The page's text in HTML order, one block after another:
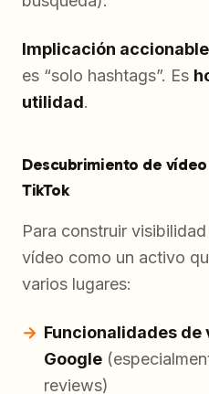
Implicación
es “solo hashtags”. Es
utilidad.
Descubrimiento de
TikTok
Para construir
vídeo como un activo
varios lugares:
Funcionalidades de
Google
reviews)